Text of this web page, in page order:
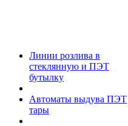
Линии розлива в
стеклянную и ПЭТ
бутылку
Автоматы выдува ПЭТ
тары